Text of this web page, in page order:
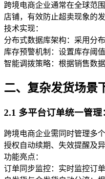
跨境电商企业通常在全球范
店铺，有效防止超卖现象的发
技术实现：
分布式数据库架构：采用分
库存预警机制：设置库存阈
智能调拨策略：根据销售数
二、复杂发货场景
2.1 多平台订单统一管
跨境电商企业需同时管理多
授权自动续期、失效提醒及
功能亮点：
订单同步监控：实时监控订